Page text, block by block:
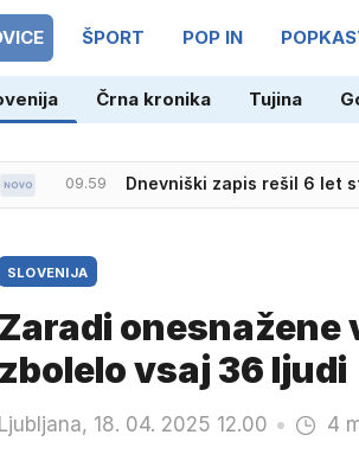
ŠPORT POP IN
Črna kronika Tujina
09.59 Dnevniški zapis rešil 6 let
SLOVENIJA
Zaradi onesnažene
zbolelo vsaj 36 ljudi
Ljubljana, 18. 04. 2025 12.00 4